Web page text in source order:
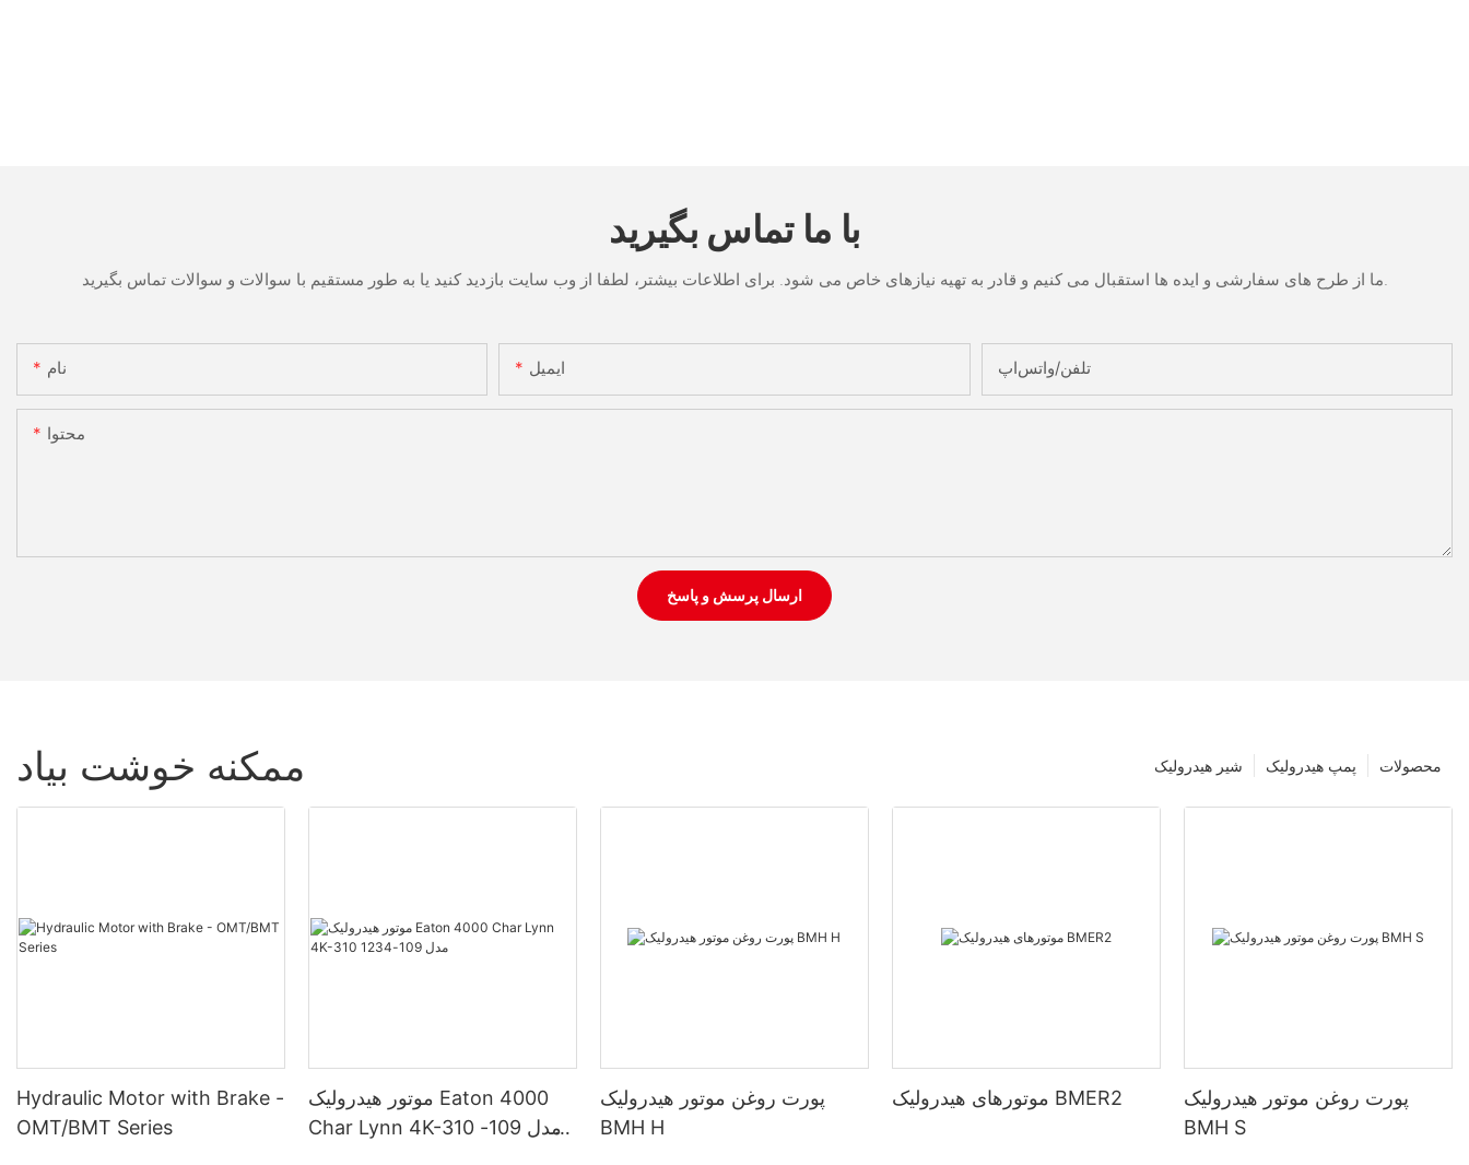
با ما تماس بگیرید
نام ایمیل تلفن/واتس‌اپ
محتوا
ارسال پرسش و پاسخ
ممکنه خوشت بیاد محصولات پمپ هیدرولیک شیر هیدرولیک
Hydraulic Motor with Brake -
OMT/BMT Series
موتور هیدرولیک Eaton 4000
Char Lynn 4K-310 مدل 109-
پورت روغن موتور هیدرولیک
BMH H
موتورهای هیدرولیک BMER2
پورت روغن موتور هیدرولیک
BMH S